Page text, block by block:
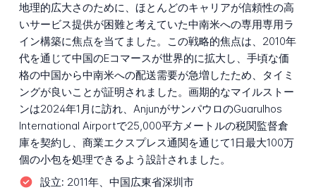
地理的広大さのために、ほとんどのキャリアが信頼性の高
いサービス提供が困難と考えていた中南米への専用専用ラ
イン構築に焦点を当てました。この戦略的焦点は、2010年
代を通じて中国のEコマースが世界的に拡大し、手頃な価
格の中国から中南米への配送需要が急増したため、タイミ
ングが良いことが証明されました。画期的なマイルストー
ンは2024年1月に訪れ、AnjunがサンパウロのGuarulhos
International Airportで25,000平方メートルの税関監督倉
庫を契約し、商業エクスプレス通関を通じて1日最大100万
個の小包を処理できるよう設計されました。
設立: 2011年、中国広東省深圳市